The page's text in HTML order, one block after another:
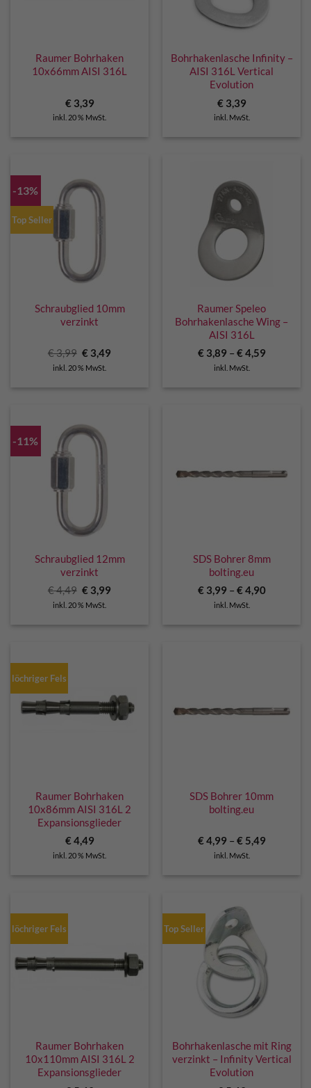
Raumer Bohrhaken
10x66mm AISI 316L
€3,39
inkl. 20 % MwSt.
Bohrhakenlasche Infinity –
AISI 316L Vertical
Evolution
€3,39
inkl. MwSt.
-13%
Top Seller
Schraubglied 10mm
verzinkt
€3,99 Ursprünglicher
Preis
war:
€ 3,49
inkl. 20 % MwSt.
Raumer Speleo
Bohrhakenlasche Wing –
AISI 316L
€3,89 – €4,59
inkl. MwSt.
-11%
Schraubglied 12mm
verzinkt
€4,49 Ursprünglicher
Preis
war:
€ 3,99
inkl. 20 % MwSt.
SDS Bohrer 8mm
bolting.eu
€3,99 – €4,90
inkl. MwSt.
löchriger Fels
Raumer Bohrhaken
10x86mm AISI 316L 2
Expansionsglieder
€4,49
inkl. 20 % MwSt.
SDS Bohrer 10mm
bolting.eu
€4,99 – €5,49
inkl. MwSt.
löchriger Fels
Raumer Bohrhaken
10x110mm AISI 316L 2
Expansionsglieder
Top Seller
Bohrhakenlasche mit Ring
verzinkt – Infinity Vertical
Evolution